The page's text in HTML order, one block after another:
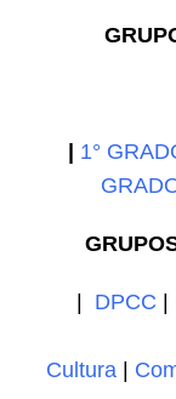
1°
DPCC
Cultura|